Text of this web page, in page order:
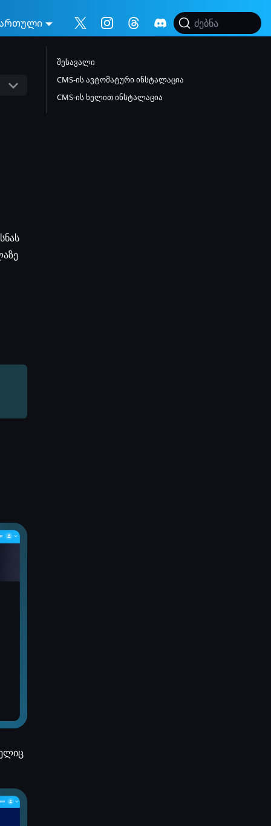
ძებნა
შესავალი
CMS-ის ავტომატური ინსტალაცია
CMS-ის ხელით ინსტალაცია